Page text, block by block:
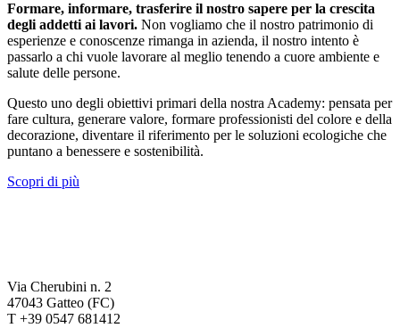
Formare, informare, trasferire il nostro sapere per la crescita
degli addetti ai lavori. Non vogliamo che il nostro patrimonio di
esperienze e conoscenze rimanga in azienda, il nostro intento è
passarlo a chi vuole lavorare al meglio tenendo a cuore ambiente e
salute delle persone.
Questo uno degli obiettivi primari della nostra Academy: pensata per
fare cultura, generare valore, formare professionisti del colore e della
decorazione, diventare il riferimento per le soluzioni ecologiche che
puntano a benessere e sostenibilità.
Scopri di più
Via Cherubini n. 2
47043 Gatteo (FC)
T +39 0547 681412